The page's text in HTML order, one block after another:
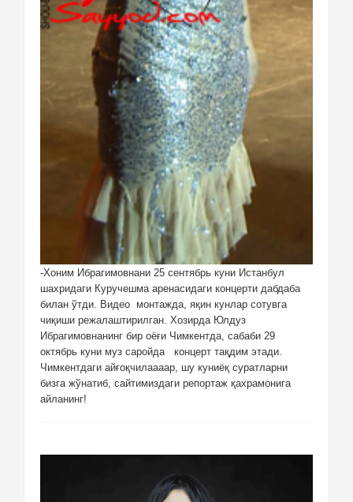
-Хоним Ибрагимовнани 25 сентябрь куни Истанбул
шахридаги Куручешма аренасидаги концерти дабдаба
билан ўтди. Видео монтажда, яқин кунлар сотувга
чиқиши режалаштирилган. Хозирда Юлдуз
Ибрагимовнанинг бир оёғи Чимкентда, сабаби 29
октябрь куни муз саройда концерт тақдим этади.
Чимкентдаги айғоқчилаааар, шу куниёқ суратларни
бизга жўнатиб, сайтимиздаги репортаж қахрамонига
айланинг!